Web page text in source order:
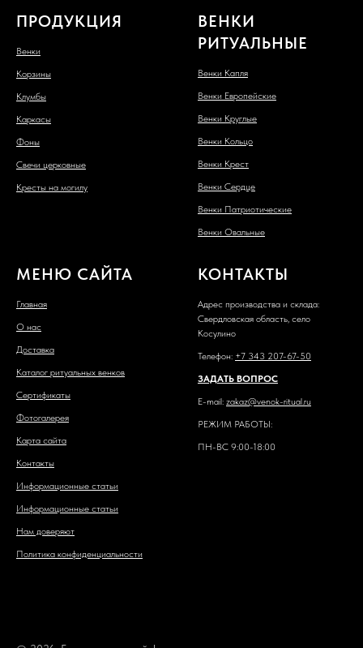
ПРОДУКЦИЯ
Венки
Корзины
Клумбы
Каркасы
Фоны
Свечи церковные
Кресты на могилу
ВЕНКИ
РИТУАЛЬНЫЕ
Венки Капля
Венки Европейские
Венки Круглые
Венки Кольцо
Венки Крест
Венки Сердце
Венки Патриотические
Венки Овальные
МЕНЮ САЙТА
Главная
О нас
Доставка
Каталог ритуальных венков
Сертификаты
Фотогалерея
Карта сайта
Контакты
Информационные статьи
Информационные статьи
Нам доверяют
Политика конфиденциальности
КОНТАКТЫ
Адрес производства и склада:
Свердловская область, село
Косулино
Телефон: +7 343 207-67-50
ЗАДАТЬ ВОПРОС
E-mail: zakaz@venok-ritual.ru
РЕЖИМ РАБОТЫ:
ПН-ВС 9:00-18:00